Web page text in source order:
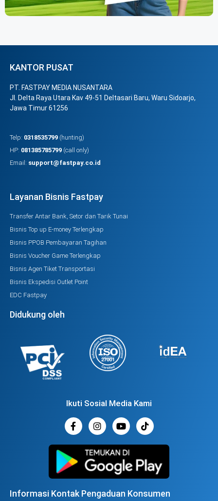
KANTOR PUSAT
PT. FASTPAY MEDIA NUSANTARA
Jl. Delta Raya Utara Kav 49-51 Deltasari Baru, Waru Sidoarjo,
Jawa Timur 61256
Telp: 0318535799 (hunting)
HP: 081385785799 (call only)
Email: support@fastpay.co.id
Layanan Bisnis Fastpay
Transfer Antar Bank, Setor dan Tarik Tunai
Bisnis Top up E-money Terlengkap
Bisnis PPOB Pembayaran Tagihan
Bisnis Voucher Game Terlengkap
Bisnis Agen Tiket Transportasi
Bisnis Ekspedisi Outlet Point
EDC Fastpay
Didukung oleh
Ikuti Sosial Media Kami
Informasi Kontak Pengaduan Konsumen